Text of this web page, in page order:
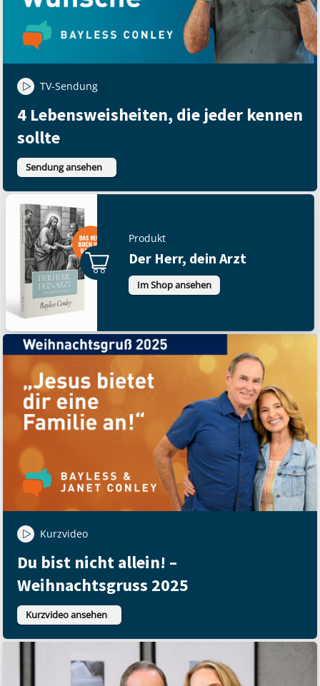
TV-Sendung
4 Lebensweisheiten, die jeder kennen
sollte
Sendung ansehen
Produkt
Der Herr, dein Arzt
Im Shop ansehen
Kurzvideo
Du bist nicht allein! –
Weihnachtsgruss 2025
Kurzvideo ansehen